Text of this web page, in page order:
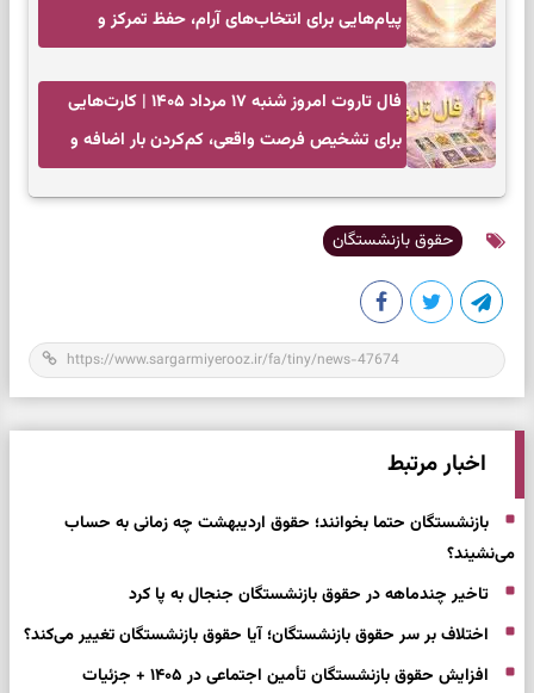
پیام‌هایی برای انتخاب‌های آرام، حفظ تمرکز و
فال تاروت امروز شنبه ۱۷ مرداد ۱۴۰۵ | کارت‌هایی
برای تشخیص فرصت واقعی، کم‌کردن بار اضافه و
حقوق بازنشستگان
اخبار مرتبط
بازنشستگان حتما بخوانند؛ حقوق اردیبهشت چه زمانی به حساب
می‌نشیند؟
تاخیر چندماهه در حقوق بازنشستگان جنجال به پا کرد
اختلاف بر سر حقوق بازنشستگان؛ آیا حقوق بازنشستگان تغییر می‌کند؟
افزایش حقوق بازنشستگان تأمین اجتماعی در ۱۴۰۵ + جزئیات